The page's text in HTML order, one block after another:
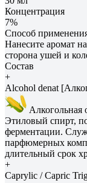
Концентрация
7%
Способ
Нанесите аромат
сторона ушей и
Состав
+
Alcohol denat
Алкогольная
Этиловый спирт,
ферментации.
парфюмерных
длительный срок
+
Caprylic / Capric